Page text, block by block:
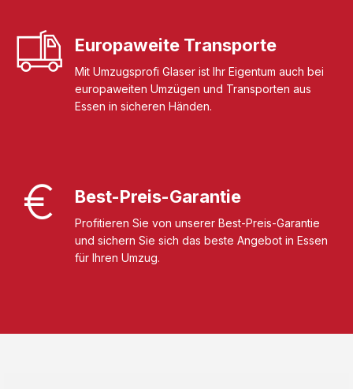
Europaweite Transporte
Mit Umzugsprofi Glaser ist Ihr Eigentum auch bei
europaweiten Umzügen und Transporten aus
Essen in sicheren Händen.
Best-Preis-Garantie
Profitieren Sie von unserer Best-Preis-Garantie
und sichern Sie sich das beste Angebot in Essen
für Ihren Umzug.